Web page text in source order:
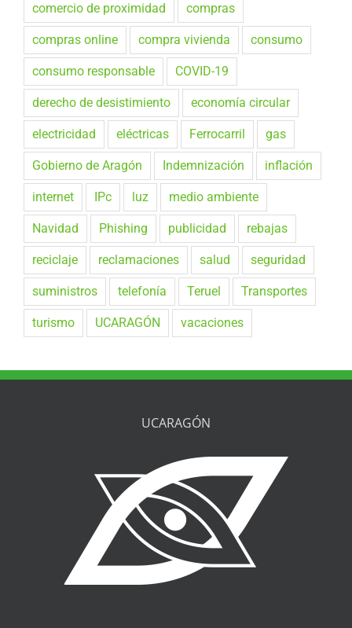
comercio de proximidad compras
compras online compra vivienda consumo
consumo responsable COVID-19
derecho de desistimiento economía circular
electricidad eléctricas Ferrocarril gas
Gobierno de Aragón Indemnización inflación
internet IPc luz medio ambiente
Navidad Phishing publicidad rebajas
reciclaje reclamaciones salud seguridad
suministros telefonía Teruel Transportes
turismo UCARAGÓN vacaciones
UCARAGÓN